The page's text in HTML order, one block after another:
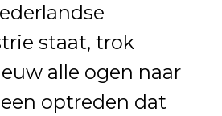
staat, trok
alle ogen naar
optreden dat